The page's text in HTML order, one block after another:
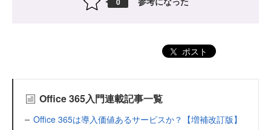
ポスト
Office 365入門連載記事一覧
Office 365は導入価値あるサービスか？【増補改訂版】